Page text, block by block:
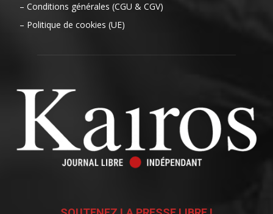
– Conditions générales (CGU & CGV)
– Politique de cookies (UE)